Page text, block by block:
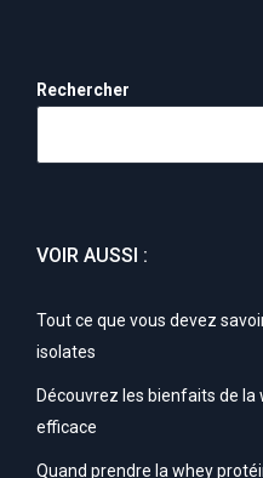
Rechercher
VOIR AUSSI :
Tout ce que vous devez
isolates
Découvrez les bienfaits de
efficace
Quand prendre la whey